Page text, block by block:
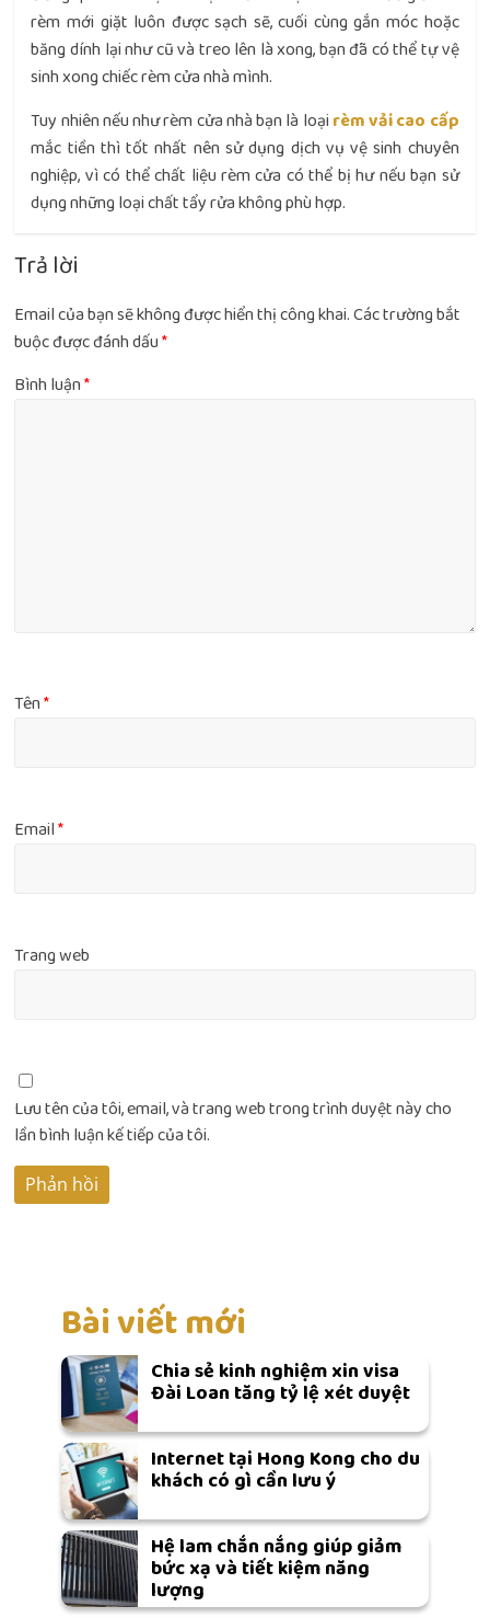
rèm mới giặt luôn được sạch sẽ, cuối cùng gắn móc hoặc
băng dính lại như cũ và treo lên là xong, bạn đã có thể tự vệ
sinh xong chiếc rèm cửa nhà mình.
Tuy nhiên nếu như rèm cửa nhà bạn là loại rèm vải cao cấp
mắc tiền thì tốt nhất nên sử dụng dịch vụ vệ sinh chuyên
nghiệp, vì có thể chất liệu rèm cửa có thể bị hư nếu bạn sử
dụng những loại chất tẩy rửa không phù hợp.
Trả lời
Email của bạn sẽ không được hiển thị công khai.Các trường bắt
buộc được đánh dấu*
Bình luận*
Tên*
Email*
Trang web
Lưu tên của tôi, email, và trang web trong trình duyệt này cho
lần bình luận kế tiếp của tôi.
Bài viết mới
Chia sẻ kinh nghiệm xin visa
Đài Loan tăng tỷ lệ xét duyệt
Internet tại Hong Kong cho du
khách có gì cần lưu ý
Hệ lam chắn nắng giúp giảm
bức xạ và tiết kiệm năng
lượng